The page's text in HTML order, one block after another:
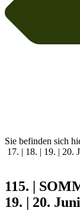
Sie befinden sich
17. | 18. | 19. | 20.
115. |
19. | 20.